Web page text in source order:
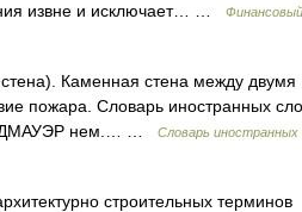
извне и исключает… …
Финансовый
Каменная стена между двумя
пожара. Словарь иностранных
нем.… …
Словарь иностранных
строительных терминов